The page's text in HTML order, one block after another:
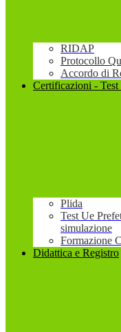
RIDAP
Protocollo
Accordo di
Certificazioni -
Plida
Test Ue
simulazione
Formazione
Didattica e Registro